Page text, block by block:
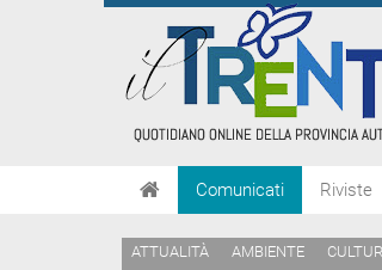
Comunicati Riviste
ATTUALITÀ AMBIENTE